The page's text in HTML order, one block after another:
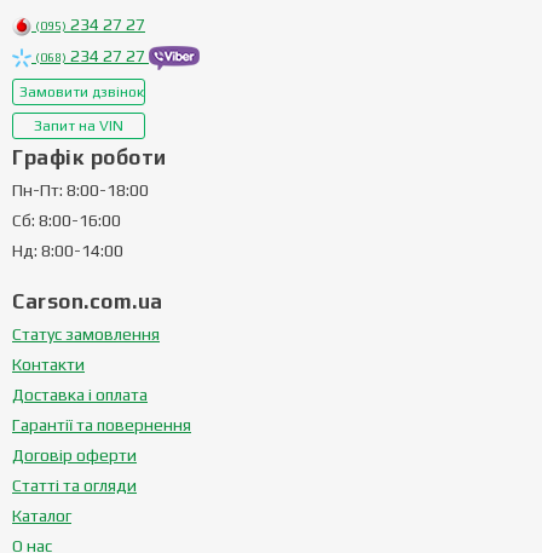
(095) 234 27 27
(068) 234 27 27
Замовити дзвінок
Запит на VIN
Графік роботи
Пн-Пт: 8:00-18:00
Сб: 8:00-16:00
Нд: 8:00-14:00
Carson.com.ua
Статус замовлення
Контакти
Доставка і оплата
Гарантії та повернення
Договір оферти
Статті та огляди
Каталог
О нас